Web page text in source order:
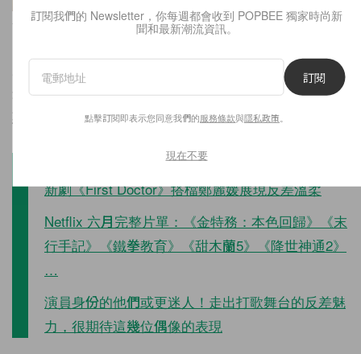
tvn
Popbee Circle
電子報，即時閱覽
最新情報，更可快一步了解精彩的尊享禮遇及折扣優
惠！除了這篇外，最近還有以下的報導值得你留意：
剛被《鐵拳教育》圈粉就迎來好消息！金武烈醫療
新劇《First Doctor》搭檔鄭麗媛展現反差溫柔
Netflix 六月完整片單：《金特務：本色回歸》《末
行手記》《鐵拳教育》《甜木蘭5》《降世神通2》
…
演員身份的他們或更迷人！走出打歌舞台的反差魅
力，很期待這幾位偶像的表現
訂閱我們的 Newsletter，你每週都會收到 POPBEE 獨家時尚新
聞和最新潮流資訊。
訂閱
點擊訂閱即表示您同意我們的服務條款與隱私政策
現在不要